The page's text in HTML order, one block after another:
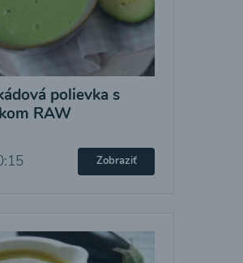
polievka s
RAW
Zobraziť